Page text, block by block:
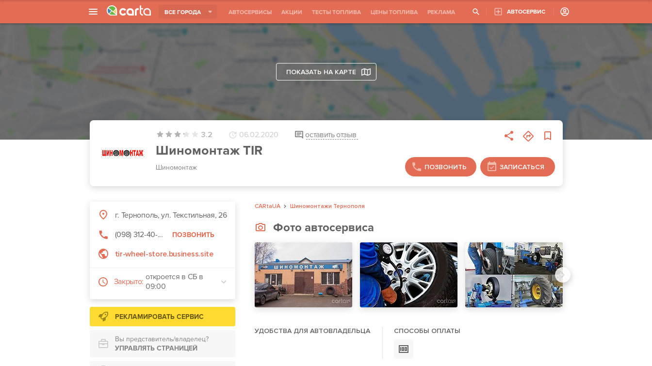
ВСЕ ГОРОДА АВТОСЕРВИСЫ АКЦИИ ТЕСТЫ ТОПЛИВА ЦЕНЫ ТОПЛИВА РЕКЛАМА АВТОСЕРВИС
ПОКАЗАТЬ НА КАРТЕ
3.2 06.02.2020 оставить отзыв
Шиномонтаж TIR
Шиномонтаж ПОЗВОНИТЬ ЗАПИСАТЬСЯ
г. Тернополь, ул. Текстильная, 26
(098) 312-40-...
ПОЗВОНИТЬ
tir-wheel-store.business.site
Закрыто: откроется в СБ в
09:00
РЕКЛАМИРОВАТЬ СЕРВИС
Вы представитель/владелец?
УПРАВЛЯТЬ СТРАНИЦЕЙ
CARtaUA Шиномонтажи Тернополя
Фото автосервиса
УДОБСТВА ДЛЯ АВТОВЛАДЕЛЬЦА СПОСОБЫ ОПЛАТЫ